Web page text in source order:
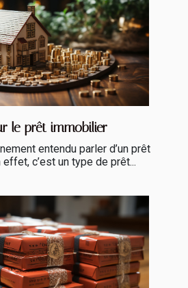
le prêt immobilier
entendu parler d’un prêt
effet, c’est un type de prêt...